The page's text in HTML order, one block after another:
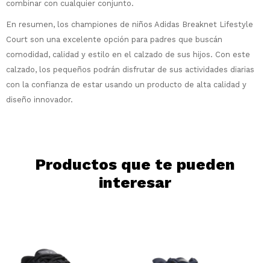
combinar con cualquier conjunto.
En resumen, los championes de niños Adidas Breaknet Lifestyle
Court son una excelente opción para padres que buscán
comodidad, calidad y estilo en el calzado de sus hijos. Con este
calzado, los pequeños podrán disfrutar de sus actividades diarias
con la confianza de estar usando un producto de alta calidad y
diseño innovador.
Productos que te pueden
interesar
Día Mes Año
Continuar
* sujeto a aprobación crediticia. El monto